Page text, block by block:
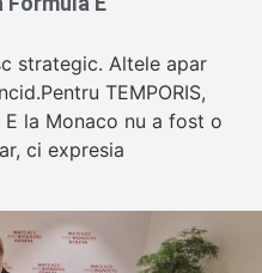
strategic. Altele apar
TEMPORIS,
la Monaco nu a fost o
ci expresia